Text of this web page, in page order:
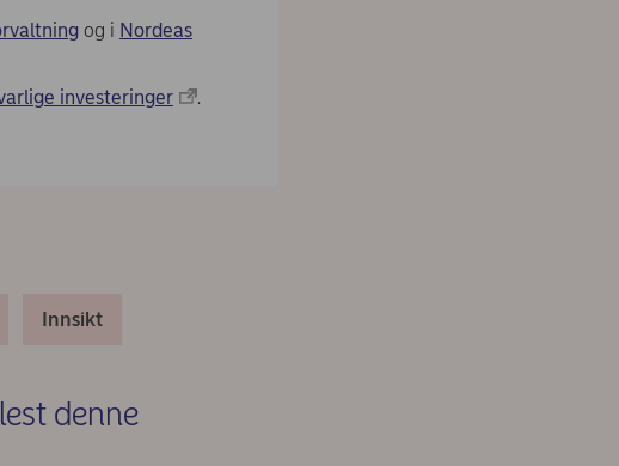
og i Nordeas
investeringer .
Innsikt
denne